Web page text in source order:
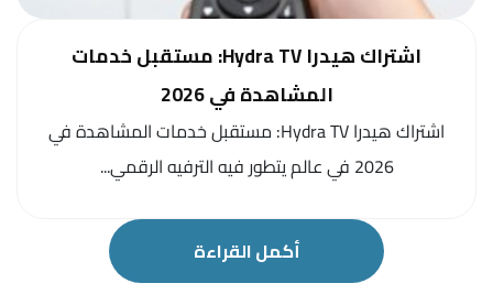
اشتراك هيدرا Hydra TV: مستقبل خدمات
المشاهدة في 2026
اشتراك هيدرا Hydra TV: مستقبل خدمات المشاهدة في
2026 في عالم يتطور فيه الترفيه الرقمي...
أكمل القراءة